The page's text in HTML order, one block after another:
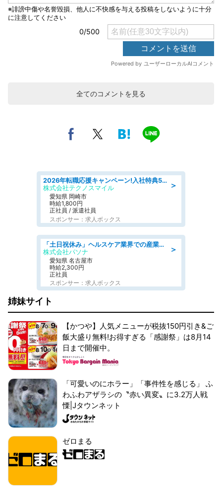
全てのコメントを見る
＞
2026年転職応援キャンペーン!入社特典58万円/デンソーで働こう!自動車工場で小型部品の検査業務 denso aichi
株式会社テクノスマイル
愛知県 岡崎市
時給1,800円
正社員 / 派遣社員
スポンサー：求人ボックス
＞
「土日祝休み」ヘルスケア業界での産業保健師業務/看護師/高時給/未経験OK/要資格:正看護師
株式会社パソナ
愛知県 名古屋市
時給2,300円
正社員
スポンサー：求人ボックス
姉妹サイト
【かつや】人気メニューが税抜150円引き&ご
飯大盛り無料!お得すぎる「感謝祭」は8月14
日まで開催中。
「可愛いのにホラー」「事件性を感じる」 ふ
わふわアザラシの〝赤い異変〟に3.2万人戦
慄|Jタウンネット
ゼロまる